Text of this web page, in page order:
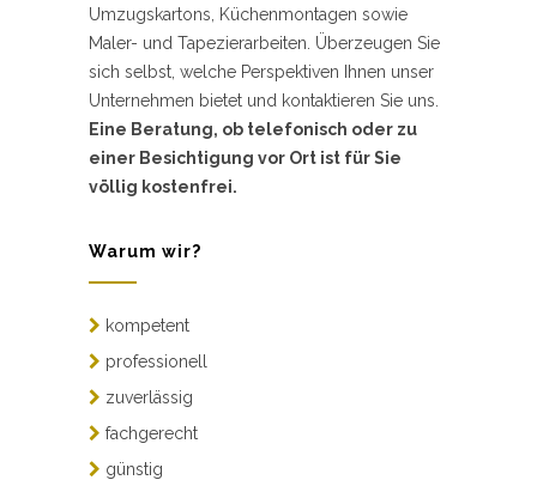
Umzugskartons, Küchenmontagen sowie
Maler- und Tapezierarbeiten. Überzeugen Sie
sich selbst, welche Perspektiven Ihnen unser
Unternehmen bietet und kontaktieren Sie uns.
Eine Beratung, ob telefonisch oder zu
einer Besichtigung vor Ort ist für Sie
völlig kostenfrei.
Warum wir?
kompetent
professionell
zuverlässig
fachgerecht
günstig